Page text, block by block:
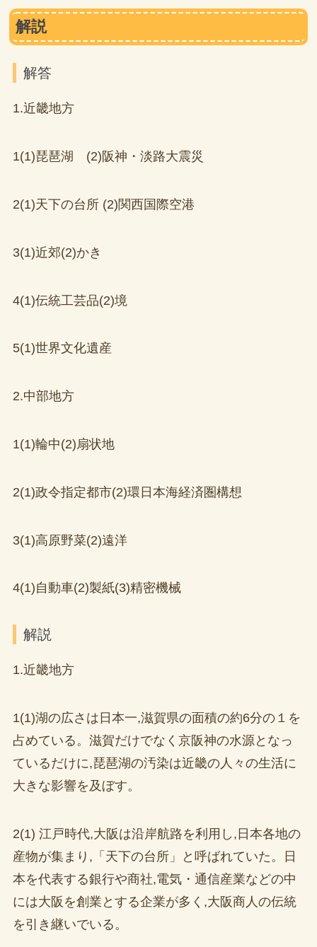
解説
解答
1.近畿地方
1(1)琵琶湖 (2)阪神・淡路大震災
2(1)天下の台所 (2)関西国際空港
3(1)近郊(2)かき
4(1)伝統工芸品(2)境
5(1)世界文化遺産
2.中部地方
1(1)輪中(2)扇状地
2(1)政令指定都市(2)環日本海経済圏構想
3(1)高原野菜(2)遠洋
4(1)自動車(2)製紙(3)精密機械
解説
1.近畿地方
1(1)湖の広さは日本一,滋賀県の面積の約6分の１を
占めている。滋賀だけでなく京阪神の水源となっ
ているだけに,琵琶湖の汚染は近畿の人々の生活に
大きな影響を及ぼす。
2(1) 江戸時代,大阪は沿岸航路を利用し,日本各地の
産物が集まり,「天下の台所」と呼ばれていた。日
本を代表する銀行や商社,電気・通信産業などの中
には大阪を創業とする企業が多く,大阪商人の伝統
を引き継いでいる。